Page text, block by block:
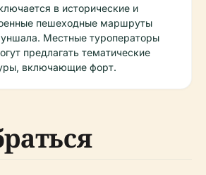
в исторические и
пешеходные маршруты
Местные туроператоры
предлагать тематические
включающие форт.